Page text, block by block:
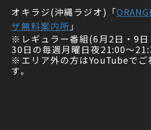
オキラジ(沖縄ラジオ)「
ザ無料案内所 」
※レギュラー番組(6月2日・9日
30日の毎週月曜日夜21:00〜
※エリア外の方はYouTubeでご
す。